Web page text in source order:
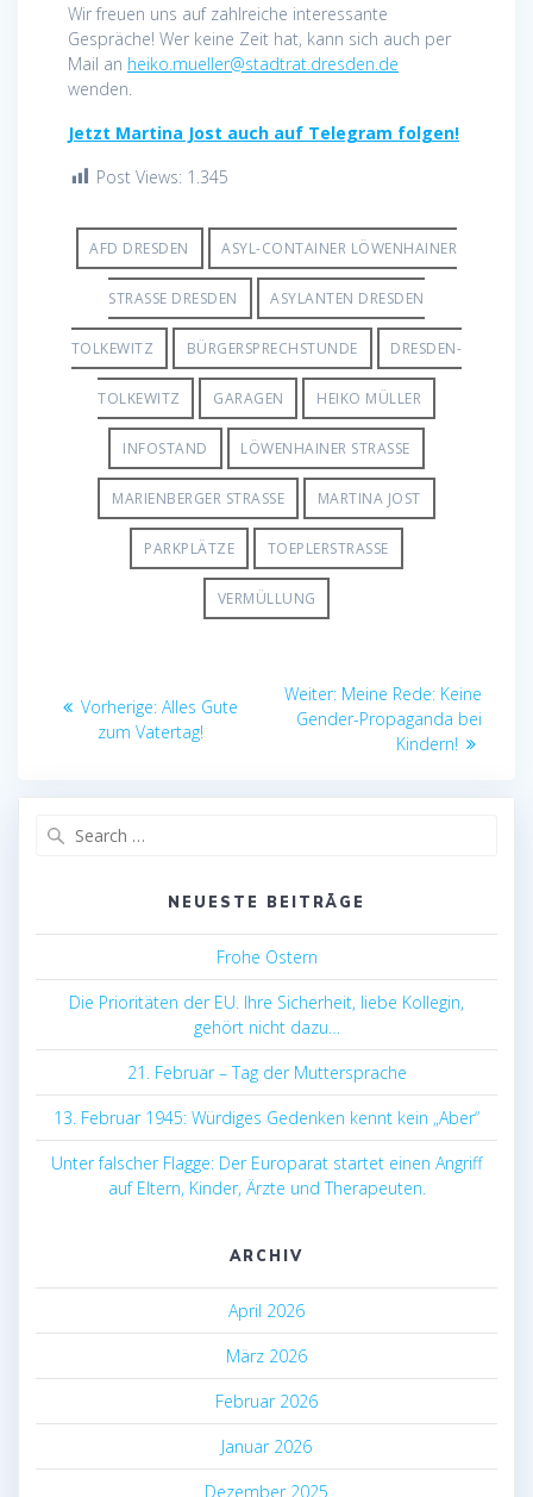
Wir freuen uns auf zahlreiche interessante
Gespräche! Wer keine Zeit hat, kann sich auch per
Mail an heiko.mueller@stadtrat.dresden.de
wenden.
Jetzt Martina Jost auch auf Telegram folgen!
Post Views: 1.345
AFD DRESDEN ASYL-CONTAINER LÖWENHAINER
STRASSE DRESDEN ASYLANTEN DRESDEN
TOLKEWITZ BÜRGERSPRECHSTUNDE DRESDEN-
TOLKEWITZ GARAGEN HEIKO MÜLLER
INFOSTAND LÖWENHAINER STRASSE
MARIENBERGER STRASSE MARTINA JOST
PARKPLÄTZE TOEPLERSTRASSE
VERMÜLLUNG
Beitragsnavigation
Vorherige: Vorheriger
Beitrag:
Alles Gute
zum Vatertag!
Weiter: Nächster
Beitrag:
Meine Rede: Keine
Gender-Propaganda bei
Kindern!
NEUESTE BEITRÄGE
Frohe Ostern
Die Prioritäten der EU. Ihre Sicherheit, liebe Kollegin,
gehört nicht dazu…
21. Februar – Tag der Muttersprache
13. Februar 1945: Würdiges Gedenken kennt kein „Aber“
Unter falscher Flagge: Der Europarat startet einen Angriff
auf Eltern, Kinder, Ärzte und Therapeuten.
ARCHIV
April 2026
März 2026
Februar 2026
Januar 2026
Dezember 2025